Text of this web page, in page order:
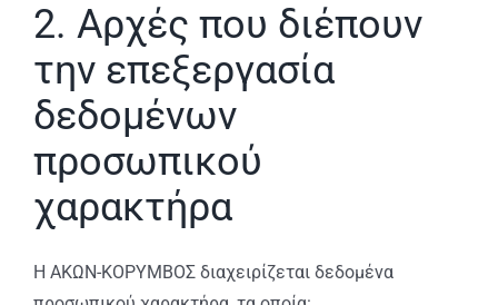
2. Αρχές που διέπουν
την επεξεργασία
δεδομένων
προσωπικού
χαρακτήρα
H ΑΚΩΝ-ΚΟΡΥΜΒΟΣ διαχειρίζεται δεδομένα